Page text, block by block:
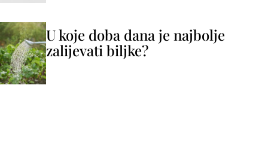
U koje doba dana je najbolje
zalijevati biljke?